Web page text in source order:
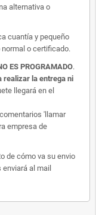
alternativa o
cuantía y pequeño
o certificado.
ES PROGRAMADO.
realizar la entrega ni
llegará en el
'llamar
empresa de
de cómo va su envio
al mail